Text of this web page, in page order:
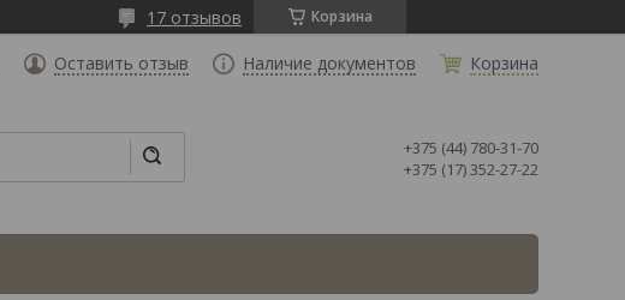
Корзина
17 отзывов
Оставить отзыв Наличие документов Корзина
+375 (44) 780-31-70
+375 (17) 352-27-22